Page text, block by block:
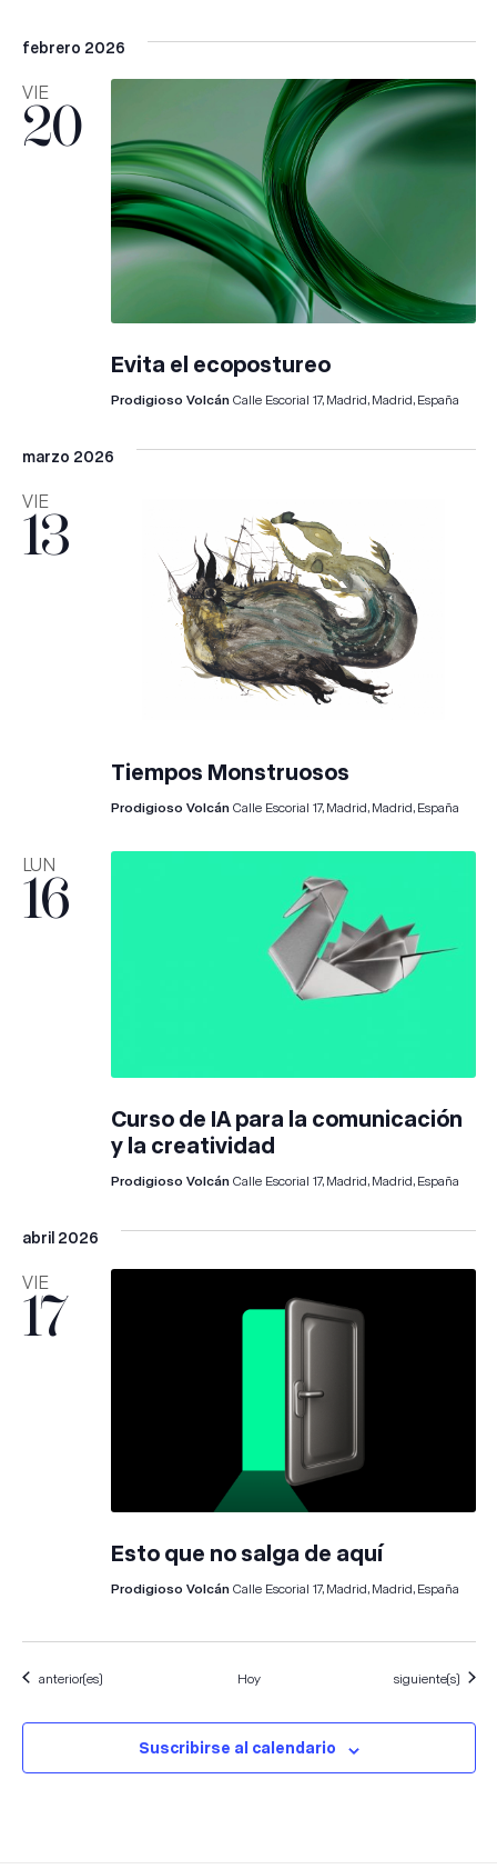
febrero 2026
VIE
20
Evita el ecopostureo
Prodigioso Volcán Calle Escorial 17, Madrid, Madrid, España
marzo 2026
VIE
13
Tiempos Monstruosos
Prodigioso Volcán Calle Escorial 17, Madrid, Madrid, España
LUN
16
Curso de IA para la comunicación
y la creatividad
Prodigioso Volcán Calle Escorial 17, Madrid, Madrid, España
abril 2026
VIE
17
Esto que no salga de aquí
Prodigioso Volcán Calle Escorial 17, Madrid, Madrid, España
Eventos
anterior(es) Hoy Eventos
siguiente(s)
Suscribirse al calendario